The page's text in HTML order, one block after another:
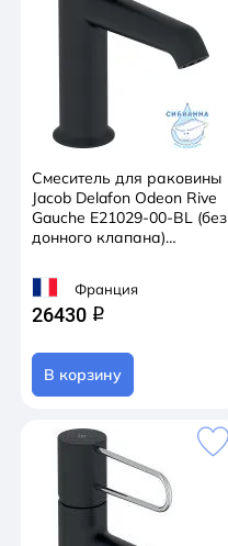
Смеситель для раковины
Jacob Delafon Odeon Rive
Gauche E21029-00-BL (без
донного клапана)
Франция
26430 q
В корзину